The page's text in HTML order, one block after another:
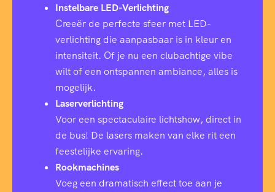
Instelbare LED-Verlichting
Creeër de perfecte sfeer met LED-
verlichting die aanpasbaar is in kleur en
intensiteit. Of je nu een clubachtige vibe
wilt of een ontspannen ambiance, alles is
mogelijk.
Laserverlichting
Voor een spectaculaire lichtshow, direct in
de bus! De lasers maken van elke rit een
feestelijke ervaring.
Rookmachines
Voeg een dramatisch effect toe aan je